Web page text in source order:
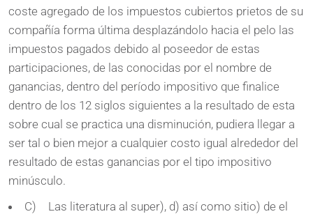
coste agregado de los impuestos cubiertos prietos de su
compañía forma última desplazándolo hacia el pelo las
impuestos pagados debido al poseedor de estas
participaciones, de las conocidas por el nombre de
ganancias, dentro del período impositivo que finalice
dentro de los 12 siglos siguientes a la resultado de esta
sobre cual se practica una disminución, pudiera llegar a
ser tal o bien mejor a cualquier costo igual alrededor del
resultado de estas ganancias por el tipo impositivo
minúsculo.
C) Las literatura al super), d) así­ como sitio) de el